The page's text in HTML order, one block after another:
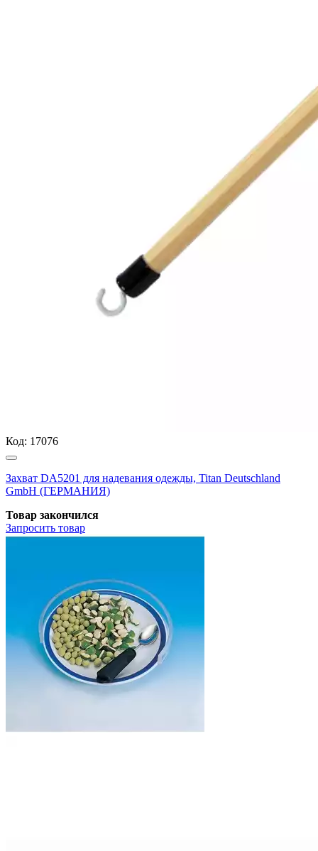
Код: 17076
Захват DA5201 для надевания одежды, Titan Deutschland
GmbH (ГЕРМАНИЯ)
Товар закончился
Запросить товар